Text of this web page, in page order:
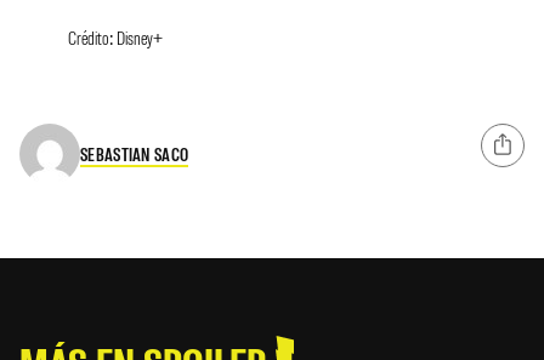
Crédito: Disney+
SEBASTIAN SACO